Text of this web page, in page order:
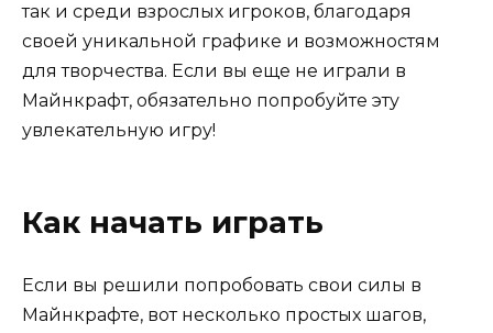
так и среди взрослых игроков, благодаря
своей уникальной графике и возможностям
для творчества. Если вы еще не играли в
Майнкрафт, обязательно попробуйте эту
увлекательную игру!
Как начать играть
Если вы решили попробовать свои силы в
Майнкрафте, вот несколько простых шагов,